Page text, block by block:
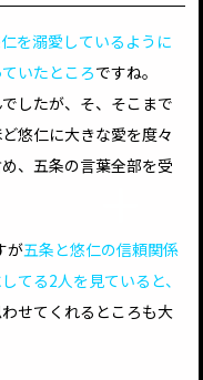
を溺愛しているように
いたところですね。
したが、そ、そこまで
悠仁に大きな愛を度々
、五条の言葉全部を受
が五条と悠仁の信頼関係
てる2人を見ていると、
わせてくれるところも大